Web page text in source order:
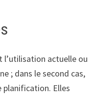
l’utilisation actuelle ou
; dans le second cas,
planification. Elles